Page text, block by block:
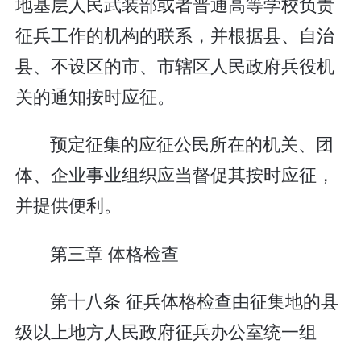
征兵工作的机构的联系，并根据县、自治
县、不设区的市、市辖区人民政府兵役机
关的通知按时应征。
预定征集的应征公民所在的机关、团
体、企业事业组织应当督促其按时应征，
并提供便利。
第三章 体格检查
第十八条 征兵体格检查由征集地的县
级以上地方人民政府征兵办公室统一组